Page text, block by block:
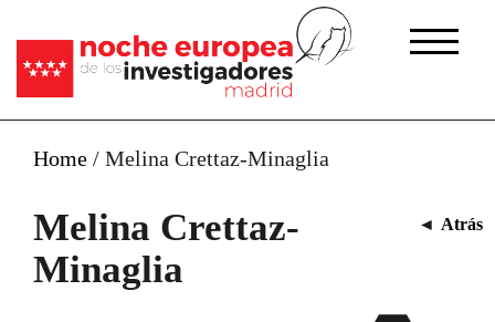
Home / Melina Crettaz-Minaglia
Melina Crettaz-
Minaglia
◄ Atrás